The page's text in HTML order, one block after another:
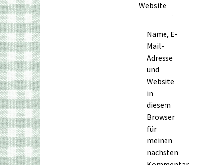
Website
Name, E-
Mail-
Adresse
und
Website
in
diesem
Browser
für
meinen
nächsten